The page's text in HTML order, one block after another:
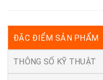
ĐẶC ĐIỂM SẢN PHẨM
THÔNG SỐ KỸ THUẬT